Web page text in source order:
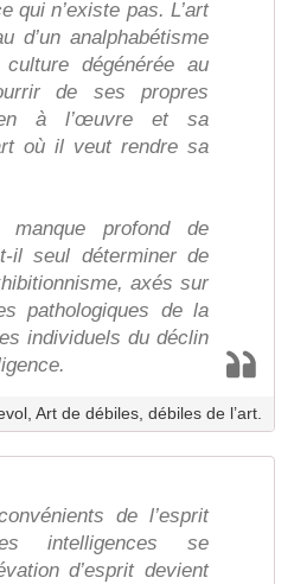
qui n’existe pas. L’art
d’un analphabétisme
culture dégénérée au
de ses propres
à l’œuvre et sa
où il veut rendre sa
profond de
il seul déterminer de
axés sur
pathologiques de la
individuels du déclin
Art de débiles, débiles de l’art.
de l’esprit
intelligences se
d’esprit devient